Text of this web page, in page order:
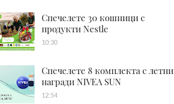
Спечелете 30 кошници с
продукти Nestle
10:30
Спечелете 8 комплекта с летни
награди NIVEA SUN
12:54